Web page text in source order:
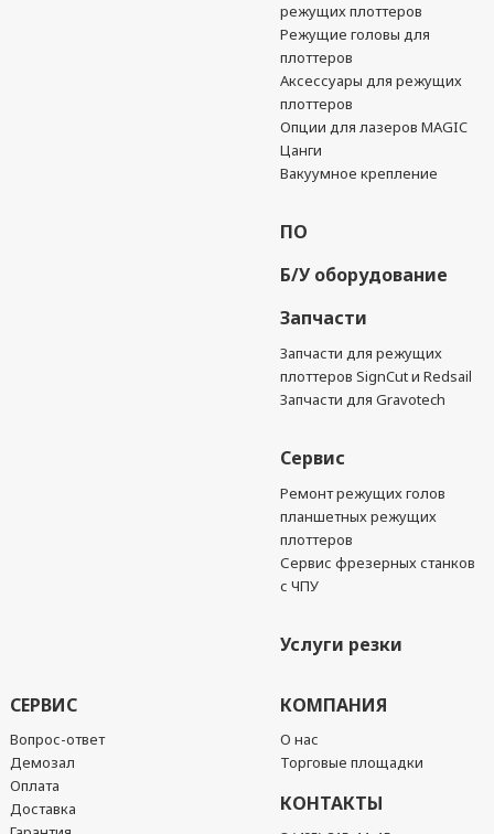
режущих плоттеров
Режущие головы для
плоттеров
Аксессуары для режущих
плоттеров
Опции для лазеров MAGIC
Цанги
Вакуумное крепление
ПО
Б/У оборудование
Запчасти
Запчасти для режущих
плоттеров SignCut и Redsail
Запчасти для Gravotech
Сервис
Ремонт режущих голов
планшетных режущих
плоттеров
Сервис фрезерных станков
с ЧПУ
Услуги резки
СЕРВИС
Вопрос-ответ
Демозал
Оплата
Доставка
КОМПАНИЯ
О нас
Торговые площадки
КОНТАКТЫ